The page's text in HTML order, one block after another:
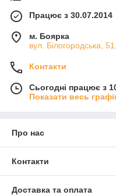
Працює з 30.07.2014
м. Боярка
вул. Білогородська,
Контакти
Сьогодні працює з
Показати весь
Про нас
Контакти
Доставка та оплата